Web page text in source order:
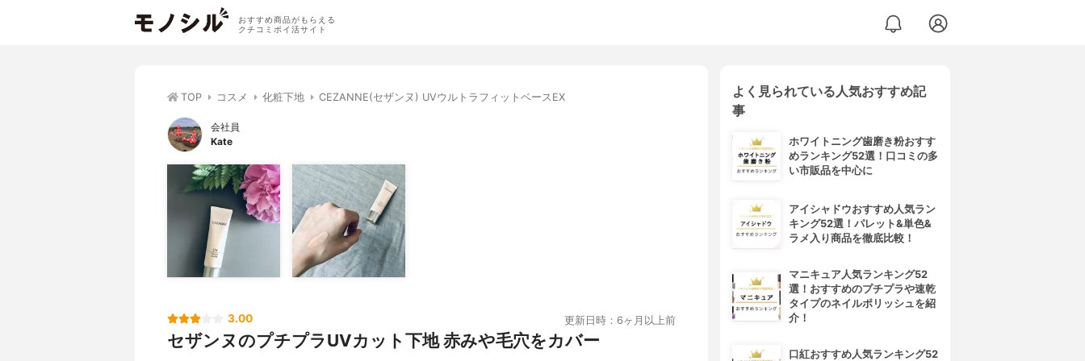
おすすめ商品がもらえる
クチコミポイ活サイト
TOP コスメ 化粧下地 CEZANNE(セザンヌ) UVウルトラフィットベースEX
会社員
Kate
3.00 更新日時：6ヶ月以上前
セザンヌのプチプラUVカット下地 赤みや毛穴をカバー
よく見られている人気おすすめ記
事
ホワイトニング歯磨き粉おすす
めランキング52選！口コミの多
い市販品を中心に
アイシャドウおすすめ人気ラン
キング52選！パレット&単色&
ラメ入り商品を徹底比較！
マニキュア人気ランキング52
選！おすすめのプチプラや速乾
タイプのネイルポリッシュを紹
介！
口紅おすすめ人気ランキング52